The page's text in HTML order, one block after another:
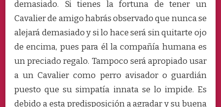
demasiado. Si tienes la fortuna de tener un
Cavalier de amigo habrás observado que nunca se
alejará demasiado y si lo hace será sin quitarte ojo
de encima, pues para él la compañía humana es
un preciado regalo. Tampoco será apropiado usar
a un Cavalier como perro avisador o guardián
puesto que su simpatía innata se lo impide. Es
debido a esta predisposición a agradar y su buena